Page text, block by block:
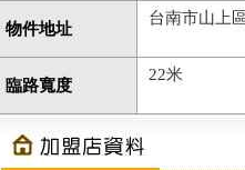
物件地址
台南市山上
臨路寬度
22米